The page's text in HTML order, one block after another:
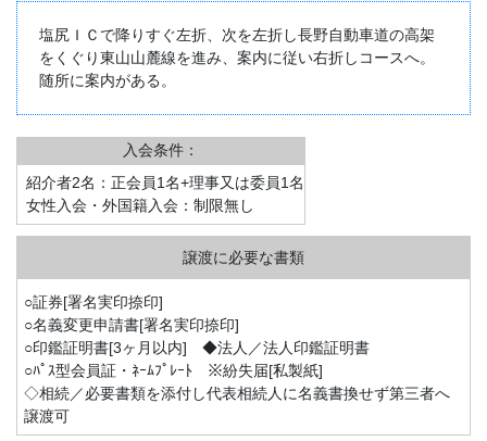
塩尻ＩＣで降りすぐ左折、次を左折し長野自動車道の高架
をくぐり東山山麓線を進み、案内に従い右折しコースへ。
随所に案内がある。
入会条件：
紹介者2名：正会員1名+理事又は委員1名
女性入会・外国籍入会：制限無し
○証券[署名実印捺印]
○名義変更申請書[署名実印捺印]
○印鑑証明書[3ヶ月以内] ◆法人／法人印鑑証明書
○ﾊﾟｽ型会員証・ﾈｰﾑﾌﾟﾚｰﾄ ※紛失届[私製紙]
◇相続／必要書類を添付し代表相続人に名義書換せず第三者へ
譲渡可